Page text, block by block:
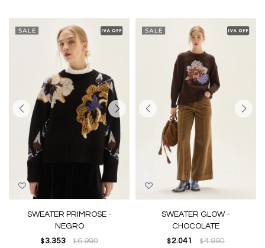
SWEATER PRIMROSE -
NEGRO
$ 3.353 $6.990
SWEATER GLOW -
CHOCOLATE
$ 2.041 $4.990